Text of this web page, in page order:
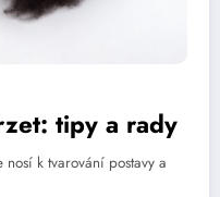
tipy a rady
nosí k tvarování postavy a